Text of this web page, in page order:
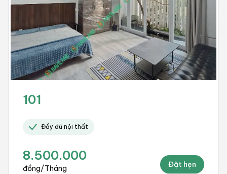
101
Đầy đủ nội thất
8.500.000
đồng/Tháng Đặt hẹn